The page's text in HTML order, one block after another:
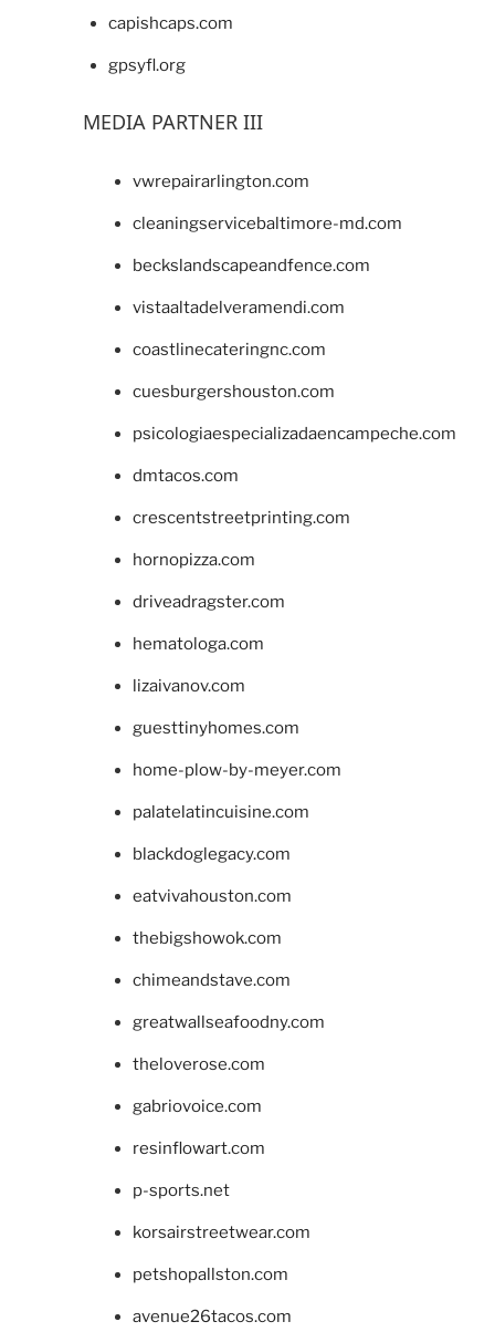
capishcaps.com
gpsyfl.org
MEDIA PARTNER III
vwrepairarlington.com
cleaningservicebaltimore-md.com
beckslandscapeandfence.com
vistaaltadelveramendi.com
coastlinecateringnc.com
cuesburgershouston.com
psicologiaespecializadaencampeche.com
dmtacos.com
crescentstreetprinting.com
hornopizza.com
driveadragster.com
hematologa.com
lizaivanov.com
guesttinyhomes.com
home-plow-by-meyer.com
palatelatincuisine.com
blackdoglegacy.com
eatvivahouston.com
thebigshowok.com
chimeandstave.com
greatwallseafoodny.com
theloverose.com
gabriovoice.com
resinflowart.com
p-sports.net
korsairstreetwear.com
petshopallston.com
avenue26tacos.com